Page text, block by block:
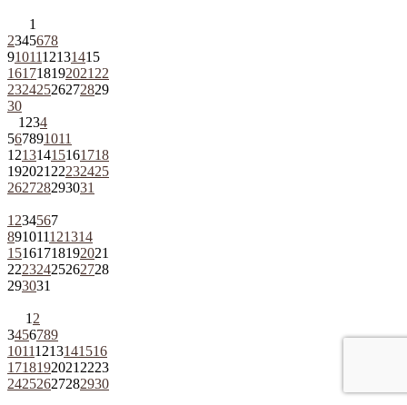
1
2345678
9101112131415
161718192021 22
23242526272829
30
1 234
567891011
12131415161718
192021 22232425
262728293031
1 234567
891011121314
15161718192021
22232425262728
293031
1 2
3456789
10111213141516
1718192021 2223
24252627282930